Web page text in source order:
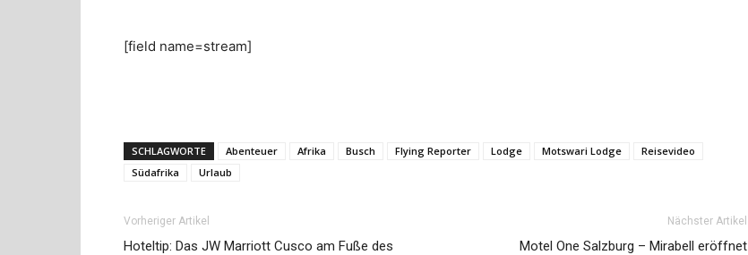
[field name=stream]
SCHLAGWORTE Abenteuer Afrika Busch Flying Reporter Lodge Motswari Lodge
Reisevideo
Südafrika
Urlaub
Vorheriger Artikel
Hoteltip: Das JW Marriott Cusco am Fuße des
Nächster Artikel
Motel One Salzburg – Mirabell eröffnet